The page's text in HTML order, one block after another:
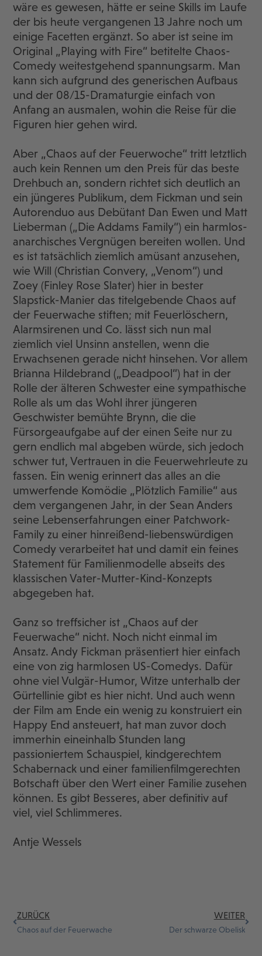
wäre es gewesen, hätte er seine Skills im Laufe
der bis heute vergangenen 13 Jahre noch um
einige Facetten ergänzt. So aber ist seine im
Original „Playing with Fire“ betitelte Chaos-
Comedy weitestgehend spannungsarm. Man
kann sich aufgrund des generischen Aufbaus
und der 08/15-Dramaturgie einfach von
Anfang an ausmalen, wohin die Reise für die
Figuren hier gehen wird.
Aber „Chaos auf der Feuerwoche“ tritt letztlich
auch kein Rennen um den Preis für das beste
Drehbuch an, sondern richtet sich deutlich an
ein jüngeres Publikum, dem Fickman und sein
Autorenduo aus Debütant Dan Ewen und Matt
Lieberman („Die Addams Family“) ein harmlos-
anarchisches Vergnügen bereiten wollen. Und
es ist tatsächlich ziemlich amüsant anzusehen,
wie Will (Christian Convery, „Venom“) und
Zoey (Finley Rose Slater) hier in bester
Slapstick-Manier das titelgebende Chaos auf
der Feuerwache stiften; mit Feuerlöschern,
Alarmsirenen und Co. lässt sich nun mal
ziemlich viel Unsinn anstellen, wenn die
Erwachsenen gerade nicht hinsehen. Vor allem
Brianna Hildebrand („Deadpool“) hat in der
Rolle der älteren Schwester eine sympathische
Rolle als um das Wohl ihrer jüngeren
Geschwister bemühte Brynn, die die
Fürsorgeaufgabe auf der einen Seite nur zu
gern endlich mal abgeben würde, sich jedoch
schwer tut, Vertrauen in die Feuerwehrleute zu
fassen. Ein wenig erinnert das alles an die
umwerfende Komödie „Plötzlich Familie“ aus
dem vergangenen Jahr, in der Sean Anders
seine Lebenserfahrungen einer Patchwork-
Family zu einer hinreißend-liebenswürdigen
Comedy verarbeitet hat und damit ein feines
Statement für Familienmodelle abseits des
klassischen Vater-Mutter-Kind-Konzepts
abgegeben hat.
Ganz so treffsicher ist „Chaos auf der
Feuerwache“ nicht. Noch nicht einmal im
Ansatz. Andy Fickman präsentiert hier einfach
eine von zig harmlosen US-Comedys. Dafür
ohne viel Vulgär-Humor, Witze unterhalb der
Gürtellinie gibt es hier nicht. Und auch wenn
der Film am Ende ein wenig zu konstruiert ein
Happy End ansteuert, hat man zuvor doch
immerhin eineinhalb Stunden lang
passioniertem Schauspiel, kindgerechtem
Schabernack und einer familienfilmgerechten
Botschaft über den Wert einer Familie zusehen
können. Es gibt Besseres, aber definitiv auf
viel, viel Schlimmeres.
Antje Wessels
ZURÜCK
Chaos auf der Feuerwache
WEITER
Der schwarze Obelisk